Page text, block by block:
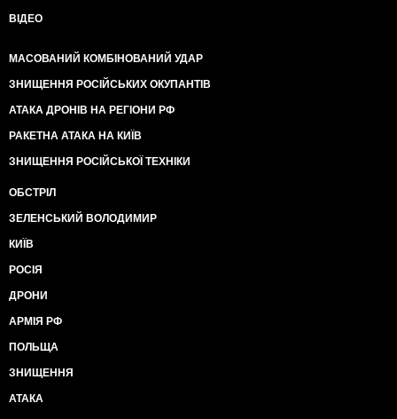
ВІДЕО
МАСОВАНИЙ КОМБІНОВАНИЙ УДАР
ЗНИЩЕННЯ РОСІЙСЬКИХ ОКУПАНТІВ
АТАКА ДРОНІВ НА РЕГІОНИ РФ
РАКЕТНА АТАКА НА КИЇВ
ЗНИЩЕННЯ РОСІЙСЬКОЇ ТЕХНІКИ
ОБСТРІЛ
ЗЕЛЕНСЬКИЙ ВОЛОДИМИР
КИЇВ
РОСІЯ
ДРОНИ
АРМІЯ РФ
ПОЛЬЩА
ЗНИЩЕННЯ
АТАКА